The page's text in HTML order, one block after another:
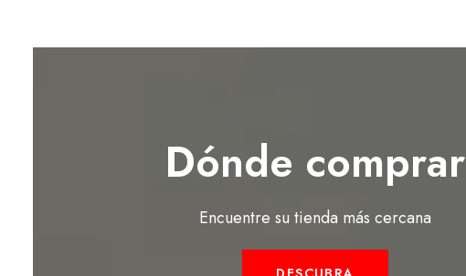
Dónde comprar
Encuentre su tienda más cercana